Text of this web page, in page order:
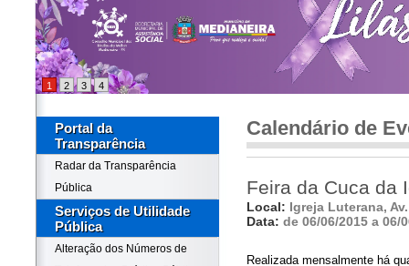
1 2 3 4
Portal da
Transparência
Radar da Transparência
Pública
Serviços de Utilidade
Pública
Alteração dos Números de
Calendário de
Feira da Cuca da
Local: Igreja Luterana,
Data: de 06/06/2015 a 06/
Realizada mensalmente há